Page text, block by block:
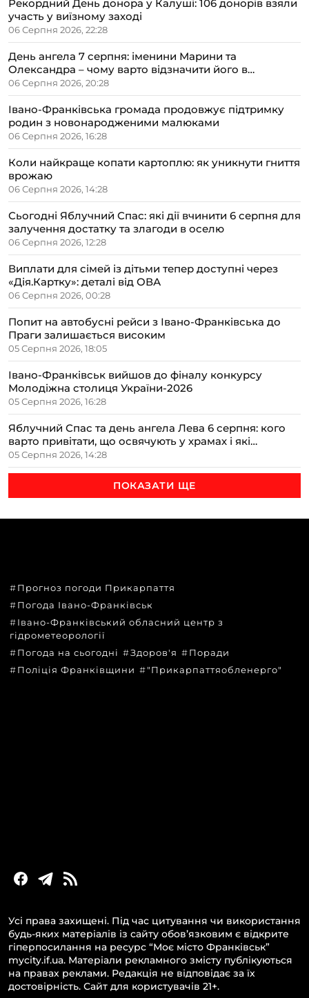
Рекордний День донора у Калуші: 106 донорів взяли
участь у виїзному заході
06 Серпня 2026, 22:28
День ангела 7 серпня: іменини Марини та
Олександра – чому варто відзначити його в
сімейному колі
06 Серпня 2026, 20:28
Івано-Франківська громада продовжує підтримку
родин з новонародженими малюками
06 Серпня 2026, 16:28
Коли найкраще копати картоплю: як уникнути гниття
врожаю
06 Серпня 2026, 14:28
Сьогодні Яблучний Спас: які дії вчинити 6 серпня для
залучення достатку та злагоди в оселю
06 Серпня 2026, 12:28
Виплати для сімей із дітьми тепер доступні через
«Дія.Картку»: деталі від ОВА
06 Серпня 2026, 00:28
Попит на автобусні рейси з Івано-Франківська до
Праги залишається високим
05 Серпня 2026, 18:05
Івано-Франківськ вийшов до фіналу конкурсу
Молодіжна столиця України-2026
05 Серпня 2026, 16:28
Яблучний Спас та день ангела Лева 6 серпня: кого
варто привітати, що освячують у храмах і які
прикмети передбачають осінь
05 Серпня 2026, 14:28
ПОКАЗАТИ ЩЕ
Прогноз погоди Прикарпаття
Погода Івано-Франківськ
Івано-Франківський обласний центр з
гідрометеорології
Погода на сьогодні
Здоров'я
Поради
Поліція Франківщини
"Прикарпаттяобленерго"
Усі права захищені. Під час цитування чи використання
будь-яких матеріалів із сайту обов’язковим є відкрите
гіперпосилання на ресурс “Моє місто Франківськ”
mycity.if.ua. Матеріали рекламного змісту публікуються
на правах реклами. Редакція не відповідає за їх
достовірність. Сайт для користувачів 21+.